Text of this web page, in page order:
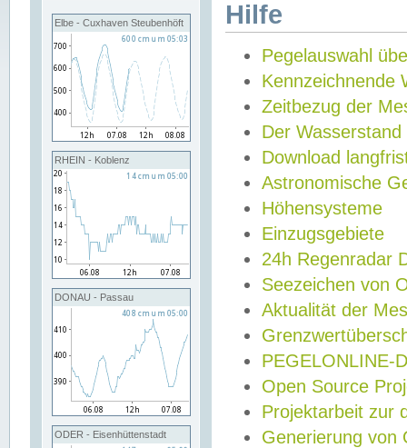
Elbe - Cuxhaven Steubenhöft
RHEIN - Koblenz
DONAU - Passau
ODER - Eisenhüttenstadt
Hilfe
Pegelauswahl
Kennzeichnende
Zeitbezug der
Der Wasserstand
Download
Astronomische
Höhensysteme
Einzugsgebiete
24h Regenradar
Seezeichen von
Aktualität der
PEGELONLINE-
Open Source
Projektarbeit zur
Generierung von